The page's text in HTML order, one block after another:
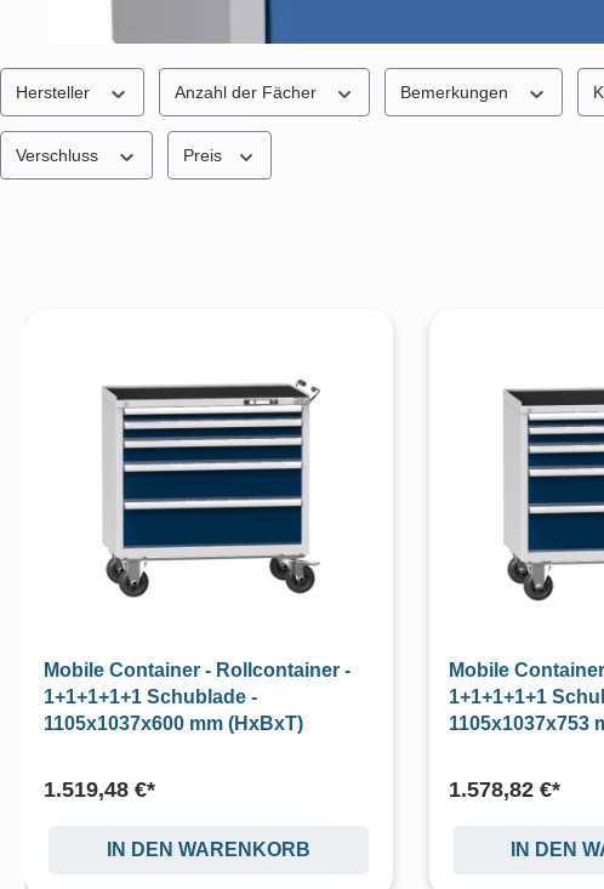
Hersteller Anzahl der Fächer Bemerkungen
Verschluss Preis
Mobile Container - Rollcontainer -
1+1+1+1+1 Schublade -
1105x1037x600 mm (HxBxT)
1.519,48 €*
IN DEN WARENKORB
Mobile
1+1+1+1+1
1105x1037x753
1.578,82 €*
IN DEN